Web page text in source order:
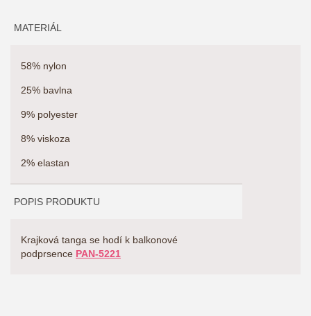
MATERIÁL
58% nylon
25% bavlna
9% polyester
8% viskoza
2% elastan
POPIS PRODUKTU
Krajková tanga se hodí k balkonové
podprsence PAN-5221